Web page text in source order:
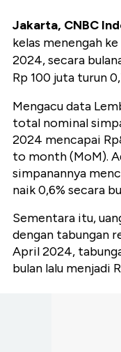
Jakarta, CNBC
kelas menengah
2024, secara
Rp 100 juta turun
Mengacu data
total nominal
2024 mencapai
to month (MoM).
simpanannya
naik 0,6% secara
Sementara itu,
dengan tabungan
April 2024,
bulan lalu menjadi